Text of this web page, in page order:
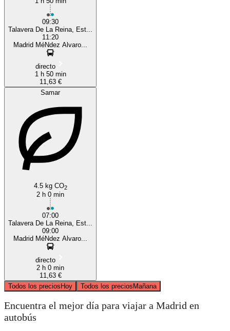
09:30
Talavera De La Reina, Est...
11:20
Madrid MéNdez Alvaro...
directo
1 h 50 min
11,63 €
Samar
4.5 kg CO2
2 h 0 min
07:00
Talavera De La Reina, Est...
09:00
Madrid MéNdez Alvaro...
directo
2 h 0 min
11,63 €
Todos los preciosHoy Todos los preciosMañana
Encuentra el mejor día para viajar a Madrid en
autobús